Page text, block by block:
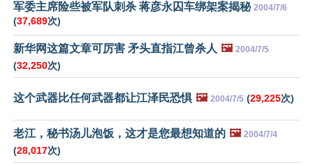
军委主席险些被军队刺杀 蒋彦永囚车绑架案揭秘 2004/7/6
(37,689次)
新华网这篇文章可厉害 矛头直指江曾杀人 🖼️ 2004/7/5
(32,250次)
这个武器比任何武器都让江泽民恐惧 🖼️ 2004/7/5 (29,225次)
老江，秘书汤儿泡饭，这才是您最想知道的 🖼️ 2004/7/4
(28,017次)